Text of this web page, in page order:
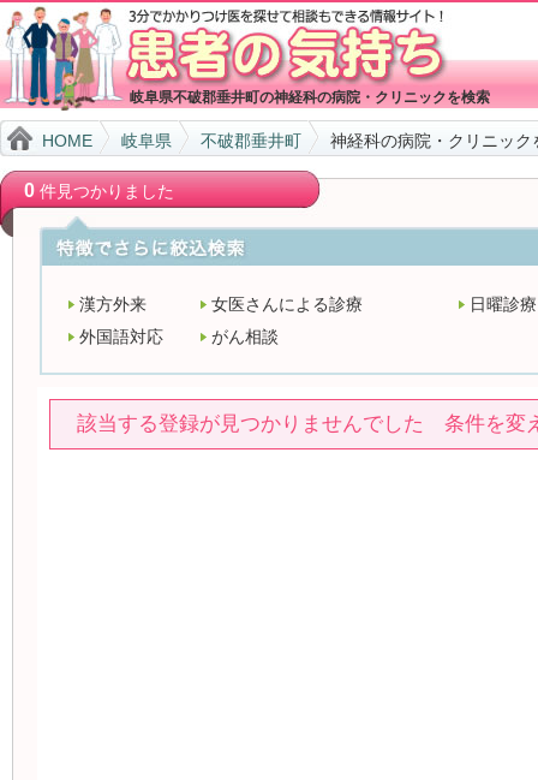
岐阜県不破郡垂井町の神経科の病院・クリニックを検索
HOME 岐阜県 不破郡垂井町 神経科の病院・クリニック
0件見つかりました
漢方外来 女医さんによる診療
日曜診療
外国語対応
がん相談
該当する登録が見つかりませんでした 条件を